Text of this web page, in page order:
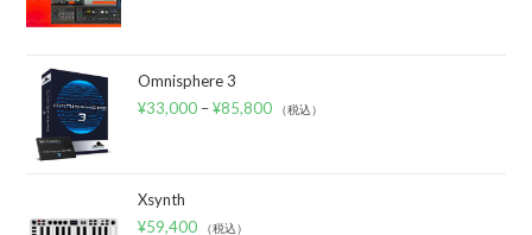
Omnisphere 3
¥33,000 –¥85,800 （税込）
Xsynth
¥59,400 （税込）